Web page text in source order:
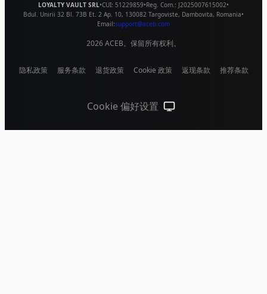
LOYALTY VAULT SRL•CUI: 51229859•Reg. Com.: J2025007615002•
Bdul. Unirii 32 Bl. 73B Et. 2 Ap. 10, 130082 Targoviste, Dambovita, Romania•
Email:support@aceb.com
2026ACEB。保留所有权利。
隐私政策 服务条款 退货政策 Cookie 政策 返现条款 推荐条款
Cookie 偏好设置 跟随系统（点击切换到浅色